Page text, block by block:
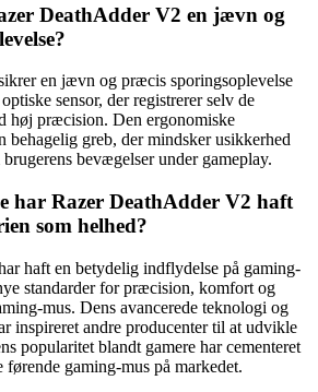
DeathAdder V2 en jævn og
en jævn og præcis sporingsoplevelse
sensor, der registrerer selv de
høj præcision. Den ergonomiske
behagelig greb, der mindsker usikkerhed
bevægelser under gameplay.
har Razer DeathAdder V2 haft
som helhed?
haft en betydelig indflydelse på gaming-
standarder for præcision, komfort og
mus. Dens avancerede teknologi og
inspireret andre producenter til at udvikle
popularitet blandt gamere har cementeret
førende gaming-mus på markedet.